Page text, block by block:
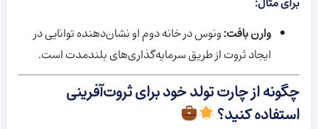
وارن بافت:ونوس در خانه دوم او نشان‌دهنده توانایی در
ایجاد ثروت از طریق سرمایه‌گذاری‌های بلندمدت است.
چگونه از چارت تولد خود برای ثروت‌آفرینی
استفاده کنید؟